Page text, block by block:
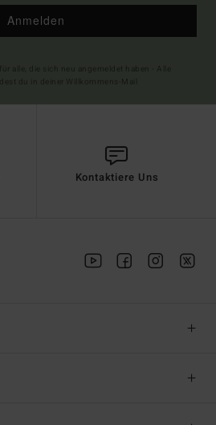
Anmelden
Kontaktiere Uns